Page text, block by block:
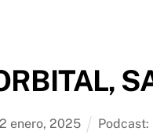
enero, 2025 Podcast: